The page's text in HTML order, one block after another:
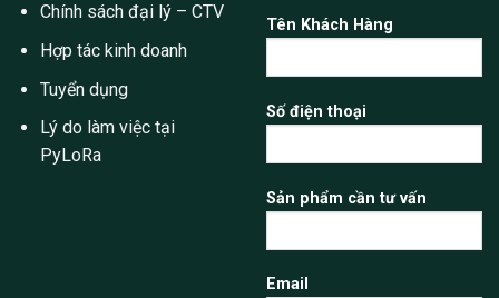
Chính sách đại lý – CTV
Hợp tác kinh doanh
Tuyển dụng
Lý do làm việc tại
PyLoRa
Tên Khách Hàng
Số điện thoại
Sản phẩm cần tư vấn
Email